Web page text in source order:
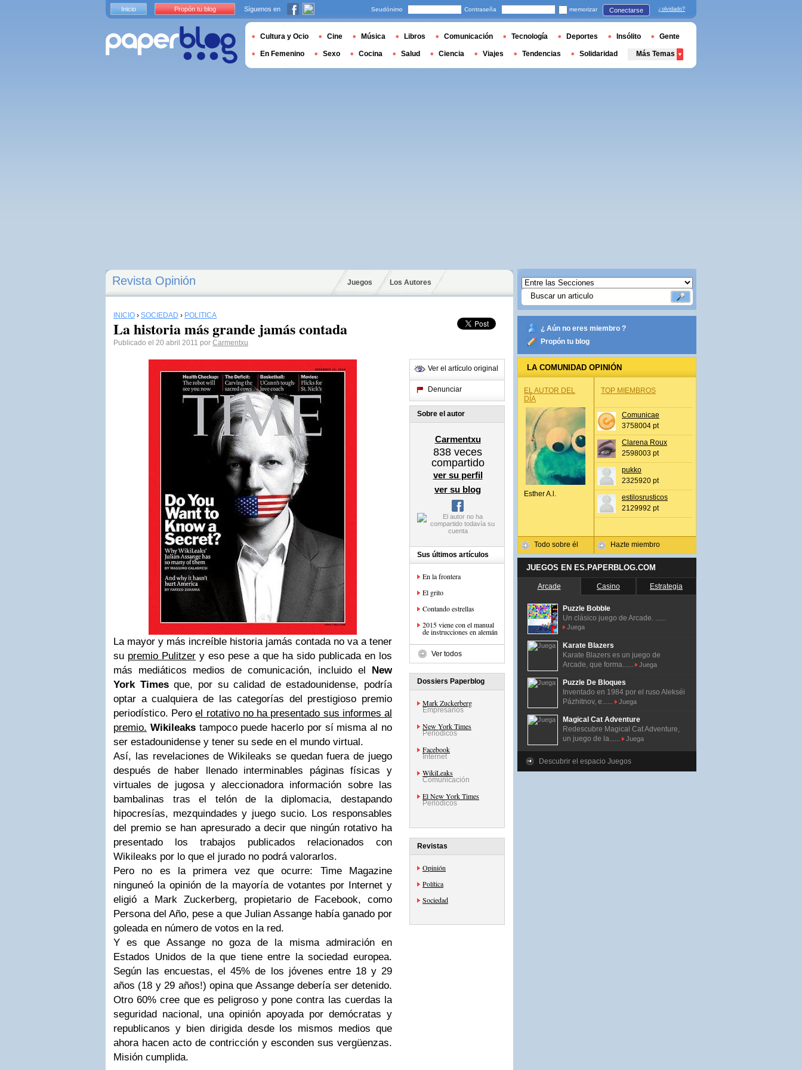
Revista Opinión Juegos Los Autores
INICIO › SOCIEDAD › POLÍTICA
La historia más grande jamás contada
Publicado el 20 abril 2011 por Carmentxu
La mayor y más increíble historia jamás contada no va a tener
su premio Pulitzer y eso pese a que ha sido publicada en los
más mediáticos medios de comunicación, incluido el New
York Timesque, por su calidad de estadounidense, podría
optar a cualquiera de las categorías del prestigioso premio
periodístico. Peroel rotativo no ha presentado sus informes al
premio. Wikileakstampoco puede hacerlo por sí misma al no
ser estadounidense y tener su sede en el mundo virtual.
Así, las revelaciones de Wikileaks se quedan fuera de juego
después de haber llenado interminables páginas físicas y
virtuales de jugosa y aleccionadora información sobre las
bambalinas tras el telón de la diplomacia, destapando
hipocresías, mezquindades y juego sucio. Los responsables
del premio se han apresurado a decir que ningún rotativo ha
presentado los trabajos publicados relacionados con
Wikileaks por lo que el jurado no podrá valorarlos.
Pero no es la primera vez que ocurre: Time Magazine
ninguneó la opinión de la mayoría de votantes por Internet y
eligió a Mark Zuckerberg, propietario de Facebook, como
Persona del Año, pese a que Julian Assange había ganado por
goleada en número de votos en la red.
Y es que Assange no goza de la misma admiración en
Estados Unidos de la que tiene entre la sociedad europea.
Según las encuestas, el 45% de los jóvenes entre 18 y 29
años (18 y 29 años!) opina que Assange debería ser detenido.
Otro 60% cree que es peligroso y pone contra las cuerdas la
seguridad nacional, una opinión apoyada por demócratas y
republicanos y bien dirigida desde los mismos medios que
ahora hacen acto de contricción y esconden sus vergüenzas.
Misión cumplida.
Ver el artículo original
Denunciar
Sobre el autor
Carmentxu
838 veces
compartido
ver su perfil
ver su blog
Sus últimos artículos
En la frontera
El grito
Contando estrellas
2015 viene con el manual
de instrucciones en alemán
Ver todos
Dossiers Paperblog
Mark Zuckerberg
Empresarios
New York Times
Periódicos
Facebook
Internet
WikiLeaks
Comunicación
El New York Times
Periódicos
Revistas
Opinión
Política
Sociedad
¿ Aún no eres miembro ?
Propón tu blog
LA COMUNIDAD OPINIÓN
EL AUTOR DEL
DÍA
Esther A.l.
Todo sobre él
TOP MIEMBROS
Comunicae
3758004 pt
Clarena Roux
2598003 pt
pukko
2325920 pt
estilosrusticos
2129992 pt
Hazte miembro
JUEGOS EN ES.PAPERBLOG.COM
Arcade Casino Estrategia
Puzzle Bobble
Un clásico juego de Arcade. ......
Juega
Karate Blazers
Karate Blazers es un juego de
Arcade, que forma......
Juega
Puzzle De Bloques
Inventado en 1984 por el ruso Alekséi
Pázhitnov, e......
Juega
Magical Cat Adventure
Redescubre Magical Cat Adventure,
un juego de la......
Juega
Descubrir el espacio Juegos
Inicio Propón tu blog Síguenos en Seudónimo Contraseña memorizar Conectarse ¿olvidado?
Cultura y Ocio Cine Música Libros Comunicación Tecnología Deportes Insólito Gente
En Femenino Sexo Cocina Salud Ciencia Viajes Tendencias Solidaridad Más Temas